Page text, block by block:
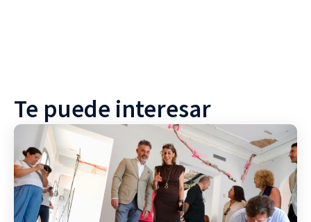
Te puede interesar